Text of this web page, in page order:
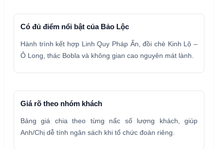
Có đủ điểm nổi bật của Bảo Lộc
Hành trình kết hợp Linh Quy Pháp Ấn, đồi chè Kinh Lộ –
Ô Long, thác Bobla và không gian cao nguyên mát lành.
Giá rõ theo nhóm khách
Bảng giá chia theo từng nấc số lượng khách, giúp
Anh/Chị dễ tính ngân sách khi tổ chức đoàn riêng.